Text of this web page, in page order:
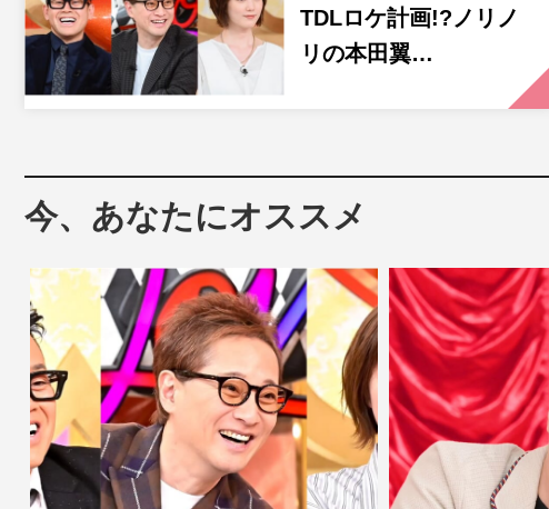
TDLロケ計画!?ノリノ
リの本田翼…
今、あなたにオススメ